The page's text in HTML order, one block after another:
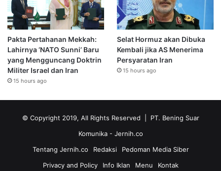
Pakta Pertahanan Mekkah:
Lahirnya ‘NATO Sunni’ Baru
yang Mengguncang Doktrin
Militer Israel dan Iran
15 hours ago
Selat Hormuz akan Dibuka
Kembali jika AS Menerima
Persyaratan Iran
15 hours ago
© Copyright 2019, All Rights Reserved | PT. Bening Suar
Komunika - Jernih.co
Tentang Jernih.co
Redaksi
Pedoman Media Siber
Privacy and Policy
Info Iklan Menu Kontak